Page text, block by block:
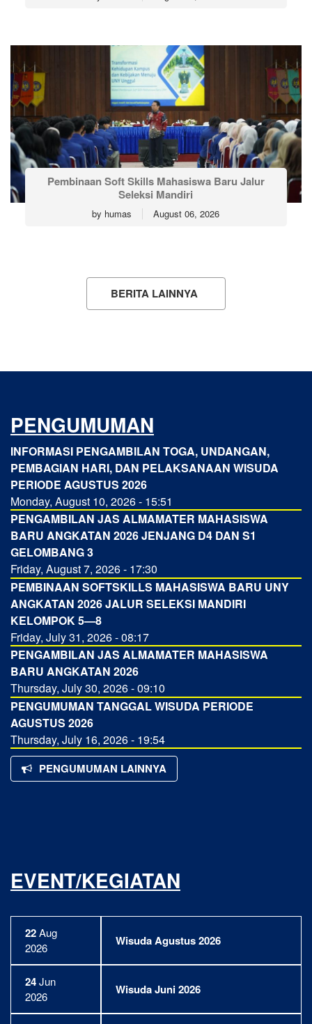
Pembinaan Soft Skills Mahasiswa Baru Jalur
Seleksi Mandiri
by humas August 06, 2026
BERITA LAINNYA
PENGUMUMAN
INFORMASI PENGAMBILAN TOGA, UNDANGAN,
PEMBAGIAN HARI, DAN PELAKSANAAN WISUDA
PERIODE AGUSTUS 2026
Monday, August 10, 2026 - 15:51
PENGAMBILAN JAS ALMAMATER MAHASISWA
BARU ANGKATAN 2026 JENJANG D4 DAN S1
GELOMBANG 3
Friday, August 7, 2026 - 17:30
PEMBINAAN SOFTSKILLS MAHASISWA BARU UNY
ANGKATAN 2026 JALUR SELEKSI MANDIRI
KELOMPOK 5—8
Friday, July 31, 2026 - 08:17
PENGAMBILAN JAS ALMAMATER MAHASISWA
BARU ANGKATAN 2026
Thursday, July 30, 2026 - 09:10
PENGUMUMAN TANGGAL WISUDA PERIODE
AGUSTUS 2026
Thursday, July 16, 2026 - 19:54
PENGUMUMAN LAINNYA
EVENT/KEGIATAN
22Aug
2026
Wisuda Agustus 2026
24Jun
2026
Wisuda Juni 2026